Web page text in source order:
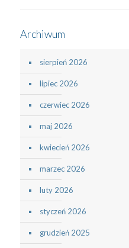
Archiwum
sierpień 2026
lipiec 2026
czerwiec 2026
maj 2026
kwiecień 2026
marzec 2026
luty 2026
styczeń 2026
grudzień 2025